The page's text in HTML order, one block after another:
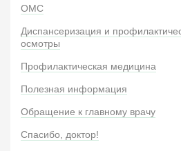
ОМС
Диспансеризация и
осмотры
Профилактическая медицина
Полезная информация
Обращение к главному врачу
Спасибо, доктор!